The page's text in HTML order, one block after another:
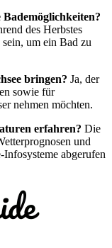
des Herbstes
sein, um ein Bad zu
bringen? Ja, der
sowie für
nehmen möchten.
erfahren? Die
und
abgerufen